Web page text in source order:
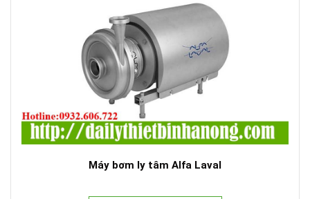
Máy bơm ly tâm Alfa Laval